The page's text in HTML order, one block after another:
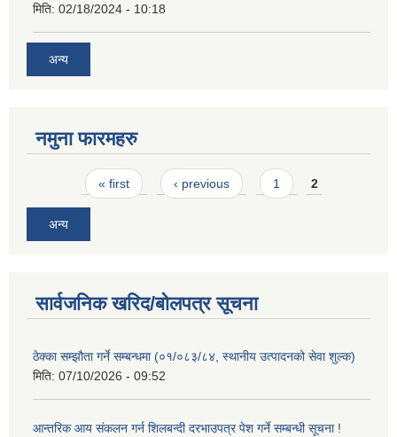
मिति: 02/18/2024 - 10:18
अन्य
नमुना फारमहरु
Pages« first ‹ previous 1 2
अन्य
सार्वजनिक खरिद/बोलपत्र सूचना
ठेक्का सम्झौता गर्ने सम्बन्धमा (०१/०८३/८४, स्थानीय उत्पादनको सेवा शुल्क)
मिति: 07/10/2026 - 09:52
आन्तरिक आय संकलन गर्न शिलबन्दी दरभाउपत्र पेश गर्ने सम्बन्धी सूचना !